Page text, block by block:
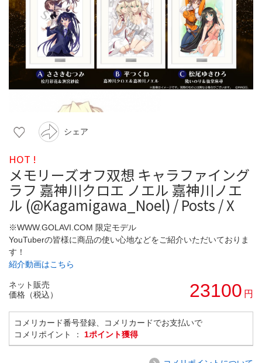
シェア
HOT !
メモリーズオフ双想 キャラファイング
ラフ 嘉神川クロエ ノエル 嘉神川ノエ
ル (@Kagamigawa_Noel) / Posts / X
※WWW.GOLAVI.COM 限定モデル
YouTuberの皆様に商品の使い心地などをご紹介いただいておりま
す！
紹介動画はこちら
ネット販売
価格（税込）
23100 円
コメリカード番号登録、コメリカードでお支払いで
コメリポイント ： 1ポイント獲得